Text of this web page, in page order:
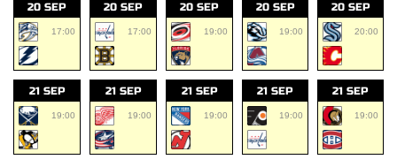
20 SEP
17:00
20 SEP
17:00
20 SEP
19:00
20 SEP
19:00
20 SEP
20:00
21 SEP
19:00
21 SEP
19:00
21 SEP
19:00
21 SEP
19:00
21 SEP
19:00